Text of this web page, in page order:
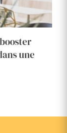
une